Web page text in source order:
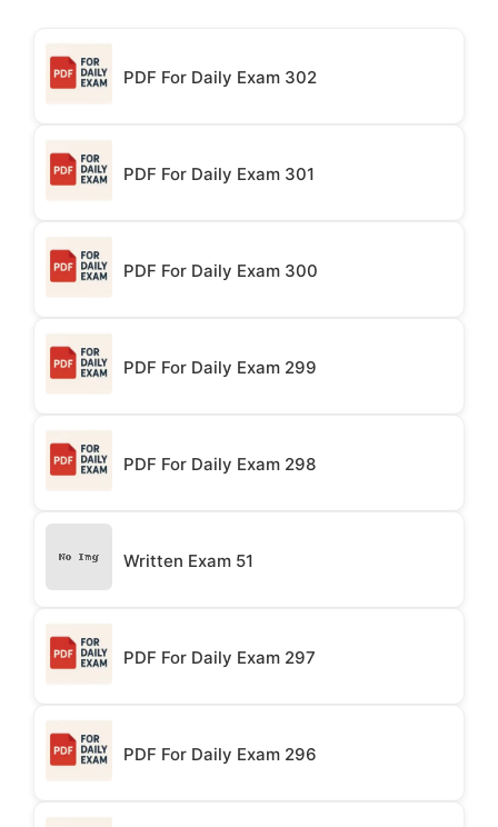
PDF For Daily Exam 302
PDF For Daily Exam 301
PDF For Daily Exam 300
PDF For Daily Exam 299
PDF For Daily Exam 298
Written Exam 51
PDF For Daily Exam 297
PDF For Daily Exam 296